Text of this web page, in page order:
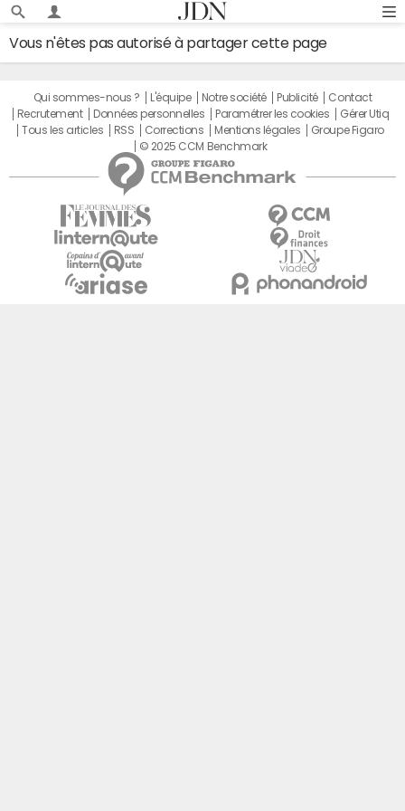
Vous n'êtes pas autorisé à partager cette page
Qui sommes-nous ? L'équipe Notre société Publicité
Contact
Recrutement
Données personnelles Paramétrer les cookies
Gérer Utiq
Tous les articles
RSS Corrections Mentions légales
Groupe Figaro
© 2025 CCM Benchmark